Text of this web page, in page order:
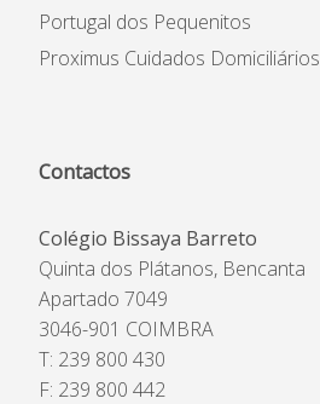
Portugal dos Pequenitos
Proximus Cuidados Domiciliários
Contactos
Colégio Bissaya Barreto
Quinta dos Plátanos, Bencanta
Apartado 7049
3046-901 COIMBRA
T: 239 800 430
F: 239 800 442